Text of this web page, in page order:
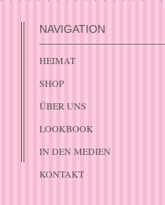
NAVIGATION
HEIMAT
SHOP
ÜBER UNS
LOOKBOOK
IN DEN MEDIEN
KONTAKT